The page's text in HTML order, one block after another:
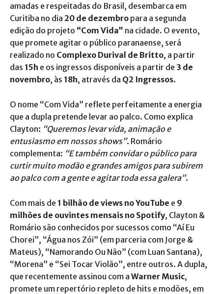
amadas e respeitadas do Brasil, desembarca em
Curitiba no dia 20 de dezembro para a segunda
edição do projeto “Com Vida” na cidade. O evento,
que promete agitar o público paranaense, será
realizado no Complexo Durival de Britto, a partir
das 15h e os ingressos disponíveis a partir de 3 de
novembro, às 18h, através da Q2 Ingressos.
O nome “Com Vida” reflete perfeitamente a energia
que a dupla pretende levar ao palco. Como explica
Clayton: “Queremos levar vida, animação e
entusiasmo em nossos shows”. Romário
complementa: “E também convidar o público para
curtir muito modão e grandes amigos para subirem
ao palco com a gente e agitar toda essa galera”.
Com mais de 1 bilhão de views no YouTube e 9
milhões de ouvintes mensais no Spotify, Clayton &
Romário são conhecidos por sucessos como “Aí Eu
Chorei”, “Água nos Zói” (em parceria com Jorge &
Mateus), “Namorando Ou Não” (com Luan Santana),
“Morena” e “Sei Tocar Violão”, entre outros. A dupla,
que recentemente assinou com a Warner Music,
promete um repertório repleto de hits e modões, em